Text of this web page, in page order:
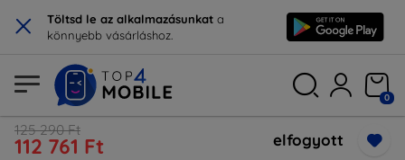
× Töltsd le az alkalmazásunkat a
könnyebb vásárláshoz.
0
125 290 Ft
112 761 Ft elfogyott